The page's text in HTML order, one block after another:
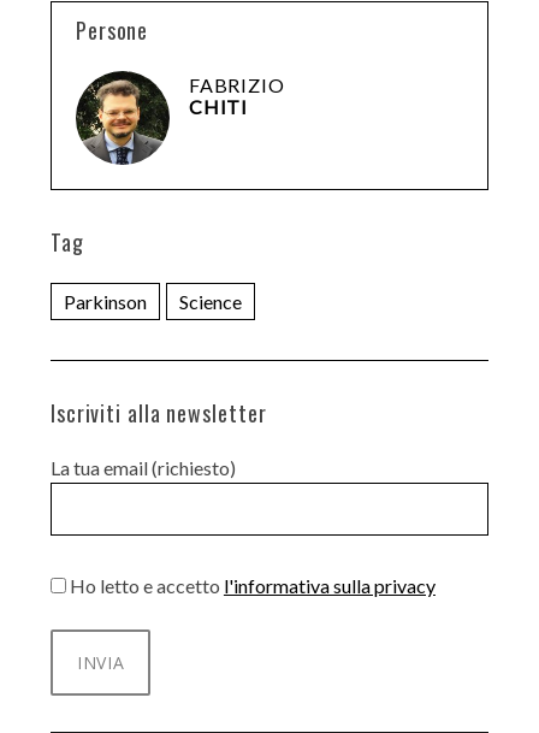
Persone
FABRIZIO
CHITI
Tag
Parkinson Science
Iscriviti alla newsletter
La tua email (richiesto)
Ho letto e accetto l'informativa sulla privacy